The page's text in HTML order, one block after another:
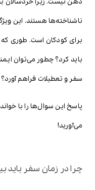
ناشناخته‌ها هستند. این
برای کودکان است. طوری که
باید کرد؟ چطور می‌توان
سفر و تعطیلات فراهم آورد؟
پاسخ این سوال‌ها را با
می‌آورید!
چرا در زمان سفر باید